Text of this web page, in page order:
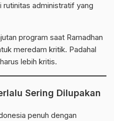
administratif yang
program saat Ramadhan
meredam kritik. Padahal
lebih kritis.
Sering Dilupakan
penuh dengan